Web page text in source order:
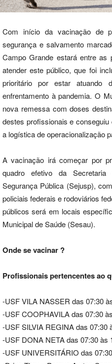
Com início da vacinação de
segurança e salvamento
Campo Grande estará entre
atender este público, que foi
prioritário por estar atuando
enfrentamento à pandemia. O
nova remessa com doses
destes profissionais e
a logística de operacionalização
A vacinação irá começar por
quadro efetivo da
Segurança Pública (Sejusp),
policiais federais e rodoviários
públicos será em locais
Municipal de Saúde (Sesau).
Onde se vacinar ?
Profissionais pertencentes ao
-USF VILA NASSER das 07:30
-USF COOPHAVILA das 07:30
-USF SILVIA REGINA das 07:30
-USF DONA NETA das 07:30 às
-USF UNIVERSITÁRIO das